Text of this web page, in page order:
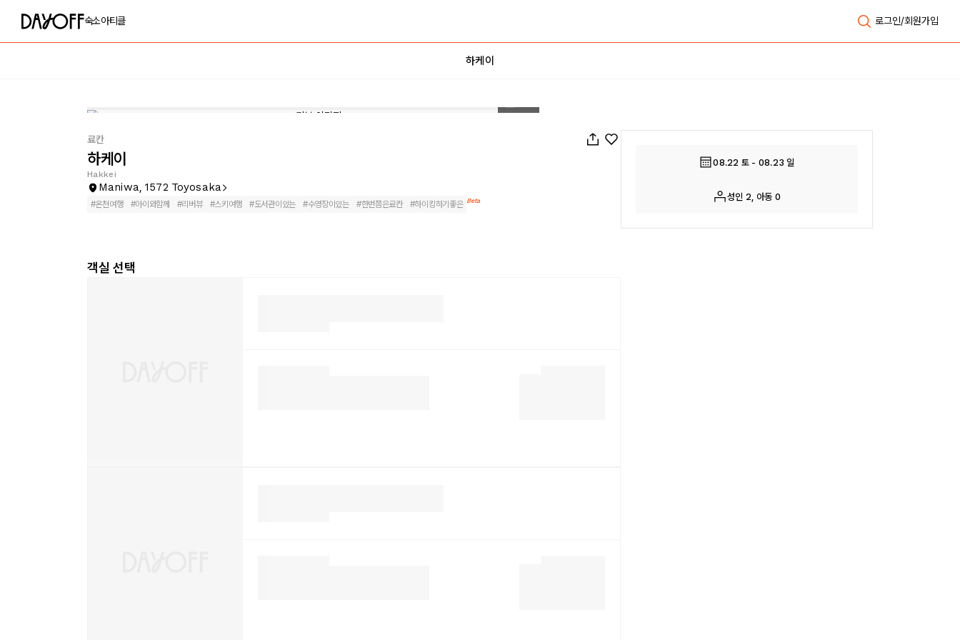
숙소아티클 로그인/회원가입
하케이
료칸
하케이
Hakkei
Maniwa, 1572 Toyosaka
#온천여행 #아이와함께 #리버뷰 #스키여행 #도서관이있는 #수영장이있는 #한번쯤은료칸 #하이킹하기좋은 Beta
객실 선택
08.22 토 - 08.23 일
성인 2, 아동 0